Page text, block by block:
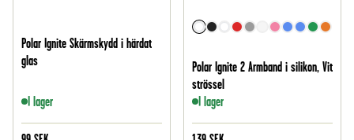
Polar Ignite Skärmskydd i härdat
glas
I lager
Polar Ignite 2 Armband i silikon, Vit
strössel
I lager